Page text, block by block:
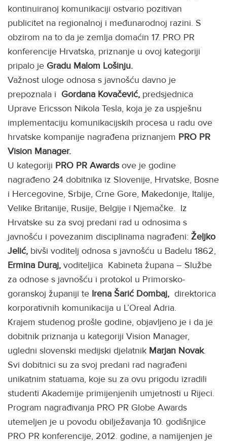
kontinuiranoj komunikaciji ostvario pozitivan
publicitet na regionalnoj i međunarodnoj razini. S
obzirom na to da je zemlja domaćin 17. PRO PR
konferencije Hrvatska, priznanje u ovoj kategoriji
pripalo je Gradu Malom Lošinju.
Važnost uloge odnosa s javnošću davno je
prepoznala i Gordana Kovačević, predsjednica
Uprave Ericsson Nikola Tesla, koja je za uspješnu
implementaciju komunikacijskih procesa u radu ove
hrvatske kompanije nagrađena priznanjem PRO PR
Vision Manager.
U kategoriji PRO PR Awardsove je godine
nagrađeno 24 dobitnika iz Slovenije, Hrvatske, Bosne
i Hercegovine, Srbije, Crne Gore, Makedonije, Italije,
Velike Britanije, Rusije, Belgije i Njemačke. Iz
Hrvatske su za svoj predani rad u odnosima s
javnošću i povezanim disciplinama nagrađeni: Željko
Jelić, bivši voditelj odnosa s javnošću u Badelu 1862,
Ermina Duraj, voditeljica Kabineta župana – Službe
za odnose s javnošću i protokol u Primorsko-
goranskoj županiji te Irena Šarić Dombaj, direktorica
korporativnih komunikacija u L’Oreal Adria.
Krajem studenog prošle godine, objavljeno je i da je
dobitnik priznanja u kategoriji Vision Manager,
ugledni slovenski medijski djelatnik Marjan Novak.
Svi dobitnici su za svoj predani rad nagrađeni
unikatnim statuama, koje su za ovu prigodu izradili
studenti Akademije primijenjenih umjetnosti u Rijeci.
Program nagrađivanja PRO PR Globe Awards
utemeljen je u povodu obilježavanja 10. godišnjice
PRO PR konferencije, 2012. godine, a namijenjen je